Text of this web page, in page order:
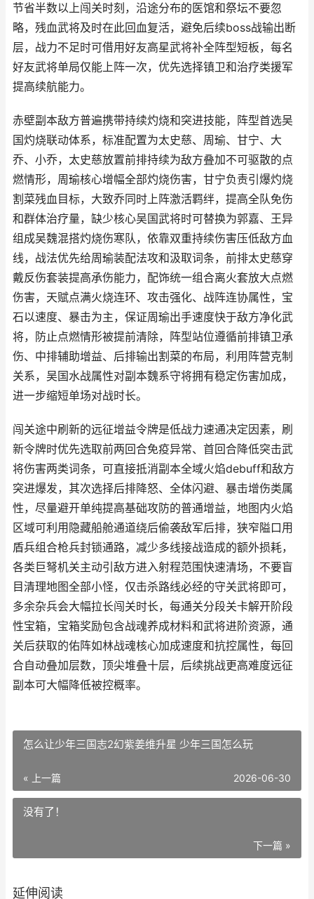
节省半数以上闯关时刻，沿途分布的医馆和祭坛不要忽
略，残血武将及时在此回血复活，避免后续boss战输出断
层，战力不足时可借用好友高星武将补全阵型短板，每名
好友武将单局仅能上阵一次，优先选择镇卫和治疗类援军
提高续航能力。
赤壁副本敌方普遍携带持续灼烧和突进技能，阵型首选吴
国灼烧联动体系，标准配置为太史慈、周瑜、甘宁、大
乔、小乔，太史慈放置前排持续为敌方叠加不可驱散的点
燃情形，周瑜核心增幅全部灼烧伤害，甘宁负责引爆灼烧
割菜残血目标，大致乔同时上阵激活羁绊，提高全队免伤
和群体治疗量，缺少核心吴国武将时可替换为郭嘉、王异
组成吴魏混搭灼烧伤寒队，依靠双重持续伤害压低敌方血
线，战法优先给周瑜装配法攻和汲取词条，前排太史慈穿
戴反伤套装提高承伤能力，配饰统一组合离火套放大点燃
伤害，天赋点满火烧连环、攻击强化、战阵连协属性，宝
石以速度、暴击为主，保证周瑜出手速度快于敌方净化武
将，防止点燃情形被提前清除，阵型站位遵循前排镇卫承
伤、中排辅助增益、后排输出割菜的布局，利用阵营克制
关系，吴国水战属性对副本魏系守将拥有稳定伤害加成，
进一步缩短单场对战时长。
闯关途中刷新的远征增益令牌是低战力速通决定因素，刷
新令牌时优先选取前两回合免疫异常、首回合降低突击武
将伤害两类词条，可直接抵消副本全域火焰debuff和敌方
突进爆发，其次选择后排降怒、全体闪避、暴击增伤类属
性，尽量避开单纯提高基础攻防的普通增益，地图内火焰
区域可利用隐藏船舱通道绕后偷袭敌军后排，狭窄隘口用
盾兵组合枪兵封锁通路，减少多线接战造成的额外损耗，
各类巨弩机关主动引敌方进入射程范围快速清场，不要盲
目清理地图全部小怪，仅击杀路线必经的守关武将即可，
多余杂兵会大幅拉长闯关时长，每通关分段关卡解开阶段
性宝箱，宝箱奖励包含战魂养成材料和武将进阶资源，通
关后获取的佑阵如林战魂核心加成速度和抗控属性，每回
合自动叠加层数，顶尖堆叠十层，后续挑战更高难度远征
副本可大幅降低被控概率。
怎么让少年三国志2幻紫姜维升星 少年三国怎么玩
« 上一篇 2026-06-30
没有了！
下一篇 »
延伸阅读